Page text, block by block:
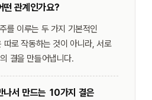
떤 관계인가요?
를 이루는 두 가지 기본적인
따로 작동하는 것이 아니라, 서로
결을 만들어냅니다.
나서 만드는 10가지 결은